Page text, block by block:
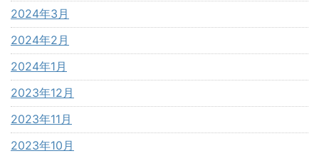
2024年3月
2024年2月
2024年1月
2023年12月
2023年11月
2023年10月